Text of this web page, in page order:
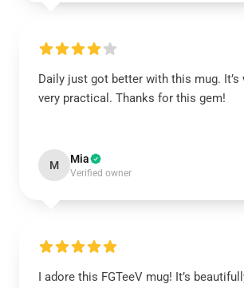
Daily just got better with this mug. It’s
very practical. Thanks for this gem!
M Mia
Verified owner
I adore this FGTeeV mug! It’s